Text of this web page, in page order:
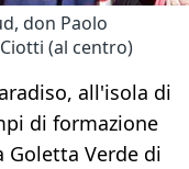
don Paolo
(al centro)
all'isola di
di formazione
Goletta Verde di